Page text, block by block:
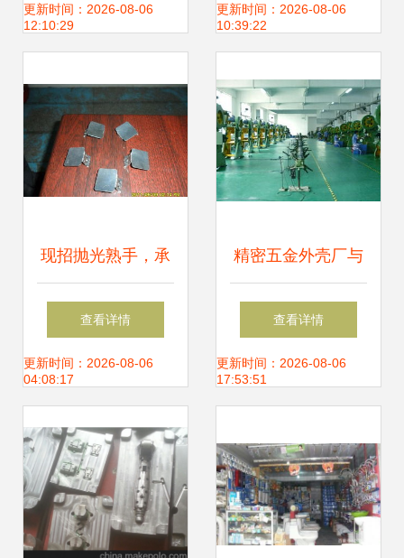
型材五金产品一站
更新时间：2026-08-06
12:10:29
五金零售中的优质
更新时间：2026-08-06
10:39:22
现招抛光熟手，承
接锌合金、厨具及
小五金订单，量大
附产品图
查看详情
更新时间：2026-08-06
04:08:17
精密五金外壳厂与
五金零售 产业协同
与市场机遇探析
查看详情
更新时间：2026-08-06
17:53:51